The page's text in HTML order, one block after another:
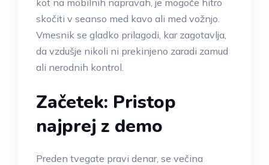
kot na mobilnih napravah, je mogoče hitro
skočiti v seanso med kavo ali med vožnjo.
Vmesnik se gladko prilagodi, kar zagotavlja,
da vzdušje nikoli ni prekinjeno zaradi zamud
ali nerodnih kontrol.
Začetek: Pristop
najprej z demo
Preden tvegate pravi denar, se večina